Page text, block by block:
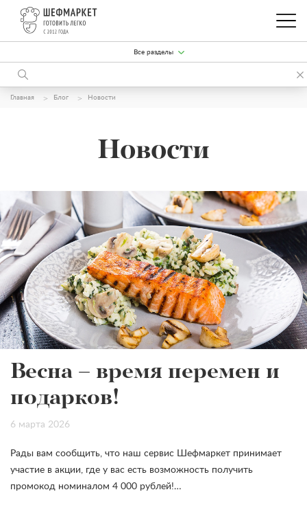
Все разделы
Главная Блог Новости
Новости
Весна – время перемен и
подарков!
6 марта 2026
Рады вам сообщить, что наш сервис Шефмаркет принимает
участие в акции, где у вас есть возможность получить
промокод номиналом 4 000 рублей!…